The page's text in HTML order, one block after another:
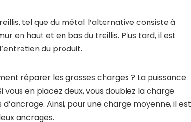
tel que du métal, l’alternative consiste à
en haut et en bas du treillis. Plus tard, il est
du produit.
réparer les grosses charges ? La puissance
vous en placez deux, vous doublez la charge
Ainsi, pour une charge moyenne, il est
ancrages.